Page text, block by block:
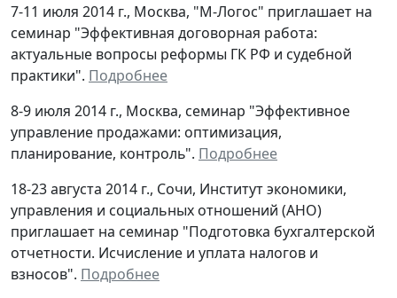
7-11 июля 2014 г., Москва, "М-Логос" приглашает на
семинар "Эффективная договорная работа:
актуальные вопросы реформы ГК РФ и судебной
практики". Подробнее
8-9 июля 2014 г., Москва, семинар "Эффективное
управление продажами: оптимизация,
планирование, контроль". Подробнее
18-23 августа 2014 г., Сочи, Институт экономики,
управления и социальных отношений (АНО)
приглашает на семинар "Подготовка бухгалтерской
отчетности. Исчисление и уплата налогов и
взносов". Подробнее